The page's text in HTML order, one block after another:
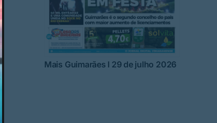
Mais Guimarães I 29 de julho 2026